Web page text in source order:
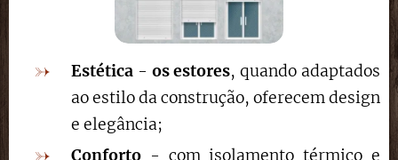
Estética - os estores, quando adaptados
ao estilo da construção, oferecem design
e elegância;
Conforto - com isolamento térmico e